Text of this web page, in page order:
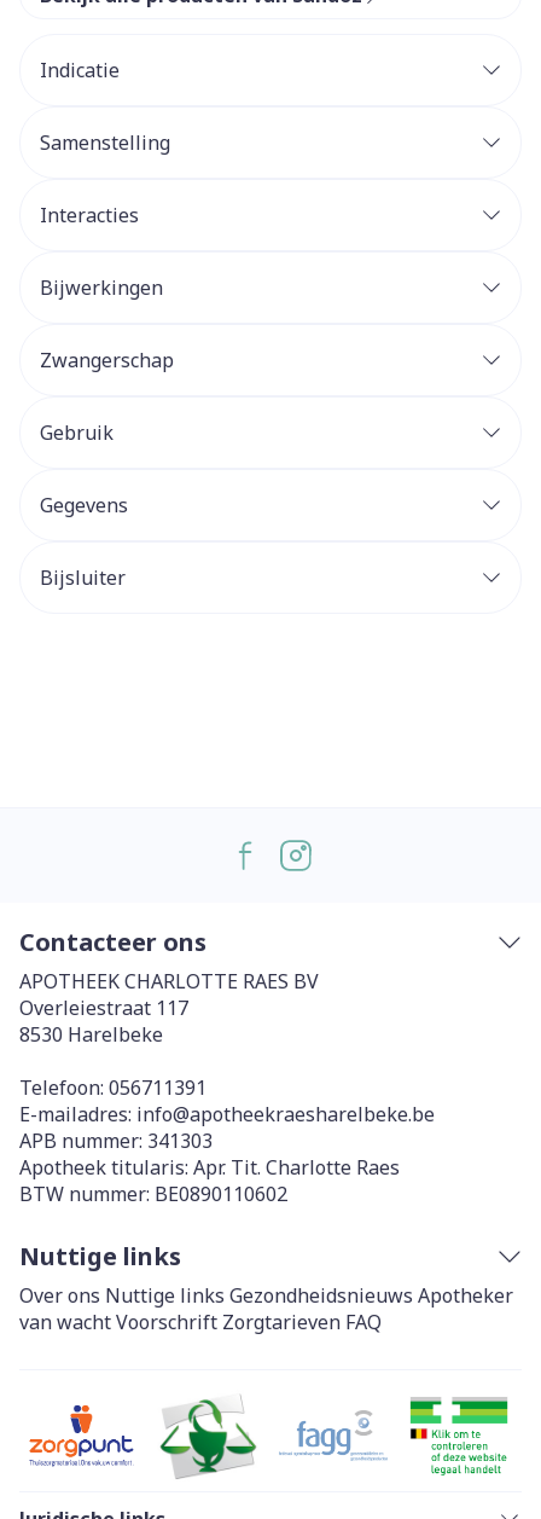
Indicatie
Samenstelling
Interacties
Bijwerkingen
Zwangerschap
Gebruik
Gegevens
Bijsluiter
Contacteer ons
APOTHEEK CHARLOTTE RAES BV
Overleiestraat 117
8530 Harelbeke
Telefoon: 056711391
E-mailadres: info@apotheekraesharelbeke.be
APB nummer: 341303
Apotheek titularis: Apr. Tit. Charlotte Raes
BTW nummer: BE0890110602
Nuttige links
Over ons Nuttige links Gezondheidsnieuws Apotheker
van wachtVoorschrift Zorgtarieven FAQ